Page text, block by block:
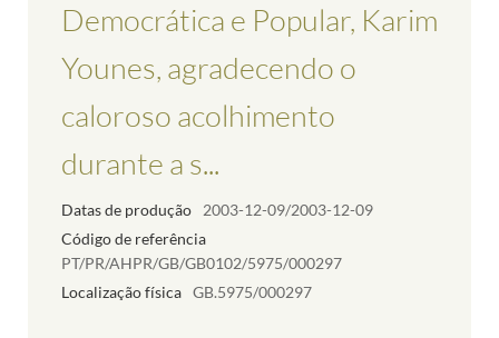
Democrática e Popular, Karim
Younes, agradecendo o
caloroso acolhimento
durante a s...
Datas de produção
2003-12-09/2003-12-09
Código de referência
PT/PR/AHPR/GB/GB0102/5975/000297
Localização física GB.5975/000297